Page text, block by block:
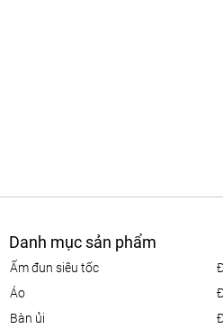
Danh mục sản phẩm
ấm đun siêu tốc
áo
bàn ủi